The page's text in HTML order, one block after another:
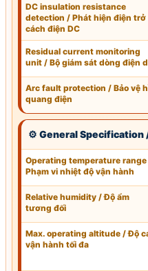
DC insulation resistance
detection / Phát hiện điện trở
cách điện DC
Residual current monitoring
unit / Bộ giám sát dòng điện
Arc fault protection / Bảo vệ
quang điện
⚙ General Specification
Operating temperature range
Phạm vi nhiệt độ vận hành
Relative humidity / Độ ẩm
tương đối
Max. operating altitude / Độ
vận hành tối đa